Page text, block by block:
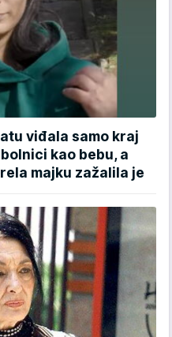
viđala samo kraj
kao bebu, a
majku zažalila je